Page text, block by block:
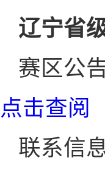
辽宁省
赛区公告
点击查阅
联系信息